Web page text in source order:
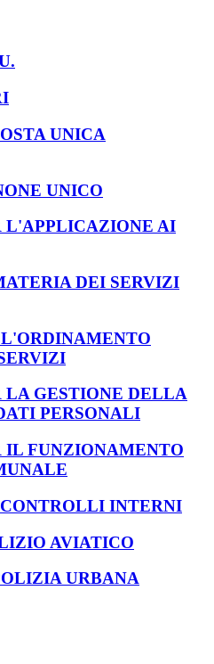
UNICA
UNICO
L'APPLICAZIONE AI
DEI SERVIZI
LA GESTIONE DELLA
PERSONALI
IL FUNZIONAMENTO
INTERNI
AVIATICO
URBANA